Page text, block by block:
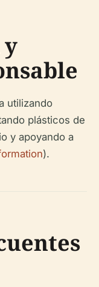
utilizando
plásticos de
y apoyando a
).